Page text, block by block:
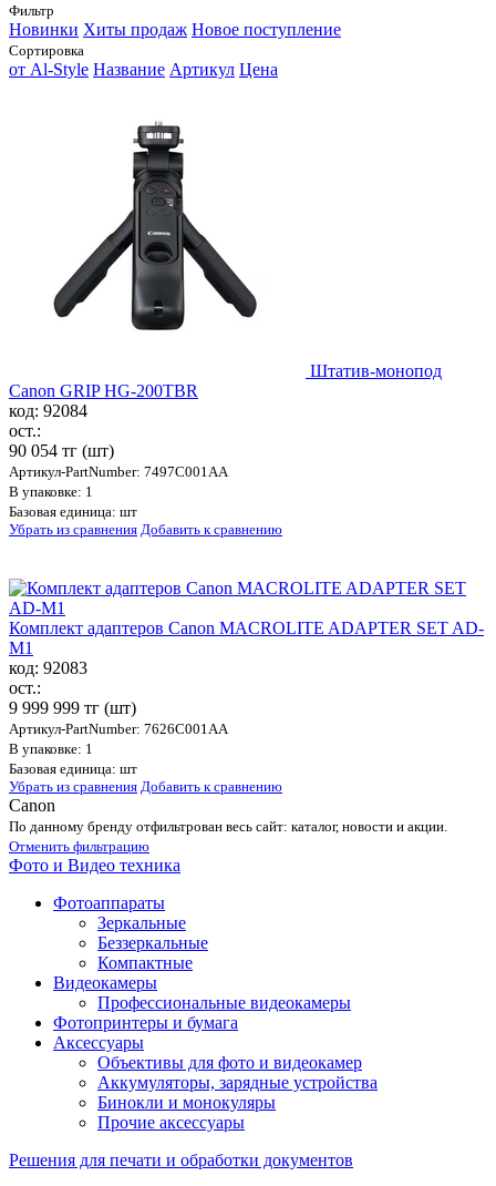
Фильтр
Новинки Хиты продаж Новое поступление
Сортировка
от Al-Style Название Артикул Цена
Штатив-монопод
Canon GRIP HG-200TBR
код: 92084
ост.:
90 054 тг (шт)
Артикул-PartNumber: 7497C001AA
В упаковке: 1
Базовая единица: шт
Убрать из сравнения Добавить к сравнению
Комплект адаптеров Canon MACROLITE ADAPTER SET AD-
M1
код: 92083
ост.:
9 999 999 тг (шт)
Артикул-PartNumber: 7626C001AA
В упаковке: 1
Базовая единица: шт
Убрать из сравнения Добавить к сравнению
Canon
По данному бренду отфильтрован весь сайт: каталог, новости и акции.
Отменить фильтрацию
Фото и Видео техника
Фотоаппараты
Зеркальные
Беззеркальные
Компактные
Видеокамеры
Профессиональные видеокамеры
Фотопринтеры и бумага
Аксессуары
Объективы для фото и видеокамер
Аккумуляторы, зарядные устройства
Бинокли и монокуляры
Прочие аксессуары
Решения для печати и обработки документов